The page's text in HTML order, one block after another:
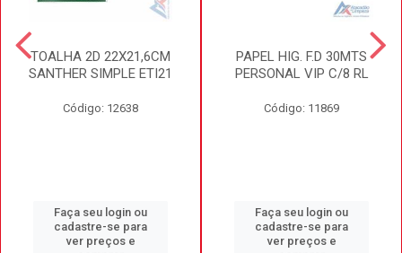
TOALHA 2D 22X21,6CM
SANTHER SIMPLE ETI21
Código: 12638
Faça seu login ou
cadastre-se para
ver preços e
PAPEL HIG. F.D 30MTS
PERSONAL VIP C/8 RL
Código: 11869
Faça seu login ou
cadastre-se para
ver preços e